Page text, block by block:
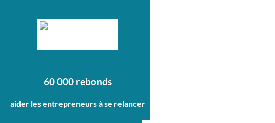
60 000 rebonds
aider les entrepreneurs à se relancer